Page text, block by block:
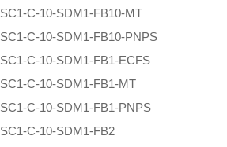
C-10-SDM1-FB10-MT
C-10-SDM1-FB10-PNPS
C-10-SDM1-FB1-ECFS
C-10-SDM1-FB1-MT
C-10-SDM1-FB1-PNPS
C-10-SDM1-FB2